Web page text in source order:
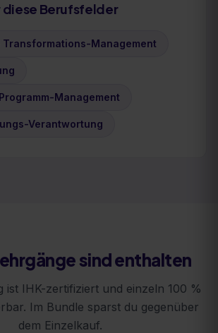
Berufsfelder
Transformations-Management
Management
Verantwortung
sind enthalten
ist IHK-zertifiziert und einzeln 100 %
Im Bundle sparst du gegenüber
dem Einzelkauf.